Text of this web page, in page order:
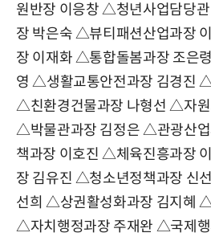
원반장 이응창△청년사업담당
장 박은숙△뷰티패션산업과장
장 이재화△통합돌봄과장 조은령
영△생활교통안전과장 김경진
△친환경건물과장 나형선△자
△박물관과장 김정은△관광산
책과장 이호진△체육진흥과장
장 김유진 △청소년정책과장 신
선희 △상권활성화과장 김지혜
△자치행정과장 주재완 △국제